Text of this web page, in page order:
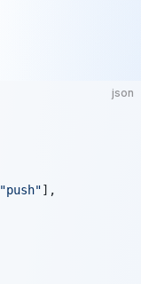
json
"push"],